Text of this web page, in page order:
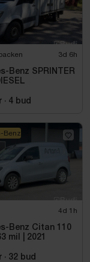
3d 6h
Benz SPRINTER
· 4 bud
4d 1h
Benz Citan 110
8863 mil | 2021
· 32 bud
Benz